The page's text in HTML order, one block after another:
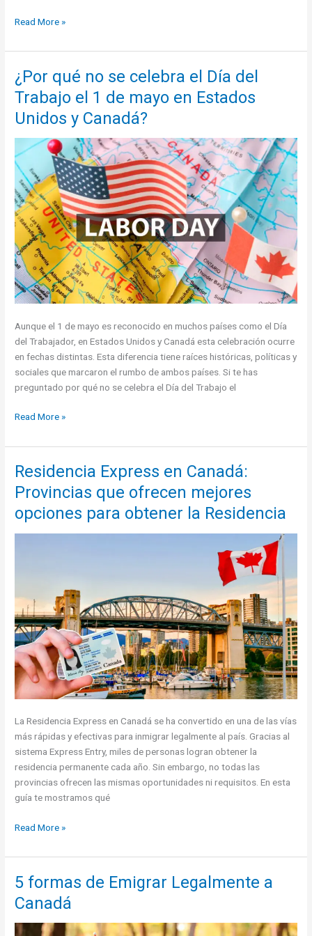
Descubre
ciudadanos
Latinoamérica
pueden
pedir
Canadá
este
año
Read More »
¿Por qué no se celebra el Día del
Trabajo el 1 de mayo en Estados
Unidos y Canadá?
Aunque el 1 de mayo es reconocido en muchos países como el Día
del Trabajador, en Estados Unidos y Canadá esta celebración ocurre
en fechas distintas. Esta diferencia tiene raíces históricas, políticas y
sociales que marcaron el rumbo de ambos países. Si te has
preguntado por qué no se celebra el Día del Trabajo el
¿Por
no
celebra
el
Día
del
mayo
en
Estados
Unidos
y
Canadá?
Read More »
Residencia Express en Canadá:
Provincias que ofrecen mejores
opciones para obtener la Residencia
La Residencia Express en Canadá se ha convertido en una de las vías
más rápidas y efectivas para inmigrar legalmente al país. Gracias al
sistema Express Entry, miles de personas logran obtener la
residencia permanente cada año. Sin embargo, no todas las
provincias ofrecen las mismas oportunidades ni requisitos. En esta
guía te mostramos qué
Residencia
en
Provincias
que
mejores
Read More »
5 formas de Emigrar Legalmente a
Canadá